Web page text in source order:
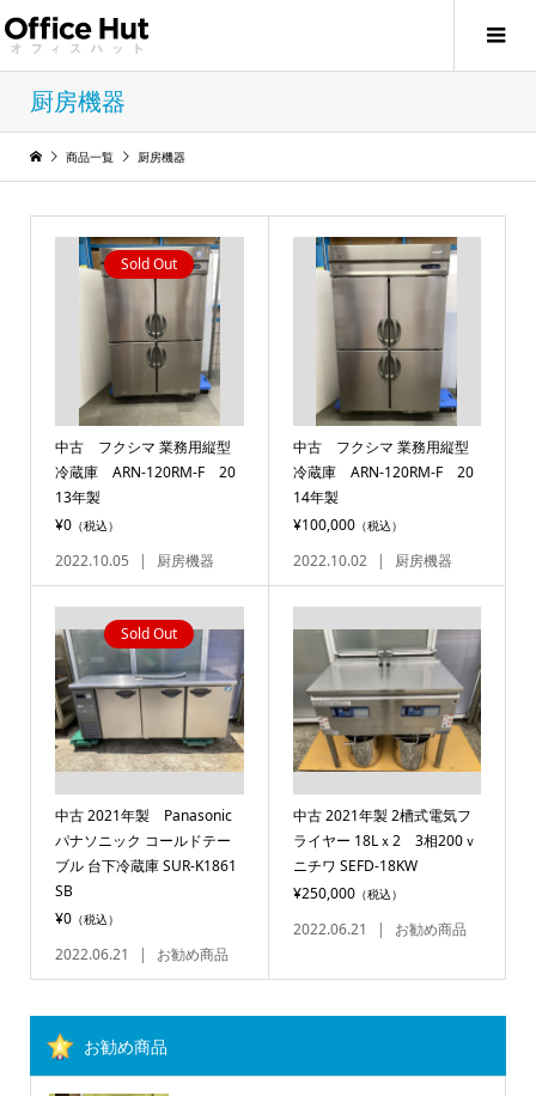
厨房機器
商品一覧 厨房機器
Sold Out
中古 フクシマ 業務用縦型
冷蔵庫 ARN-120RM-F 20
13年製
¥0（税込）
2022.10.05 厨房機器
中古 フクシマ 業務用縦型
冷蔵庫 ARN-120RM-F 20
14年製
¥100,000（税込）
2022.10.02 厨房機器
Sold Out
中古 2021年製 Panasonic
パナソニック コールドテー
ブル 台下冷蔵庫 SUR-K1861
SB
¥0（税込）
2022.06.21 お勧め商品
中古 2021年製 2槽式電気フ
ライヤー 18Lｘ2 3相200ｖ
ニチワ SEFD-18KW
¥250,000（税込）
2022.06.21 お勧め商品
お勧め商品